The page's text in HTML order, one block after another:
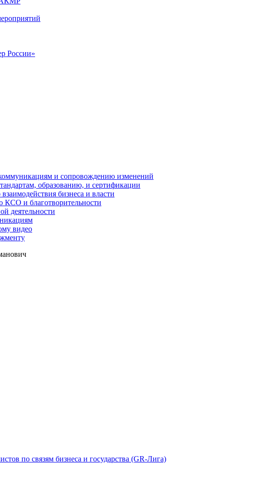
России»
и сопровождению изменений
образованию, и сертификации
бизнеса и власти
и благотворительности
деятельности
видео
по связям бизнеса и государства (GR-Лига)